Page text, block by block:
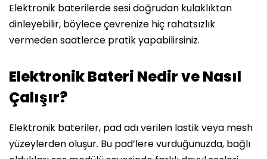
Elektronik baterilerde sesi doğrudan kulaklıktan
dinleyebilir, böylece çevrenize hiç rahatsızlık
vermeden saatlerce pratik yapabilirsiniz.
Elektronik Bateri Nedir ve Nasıl
Çalışır?
Elektronik bateriler, pad adı verilen lastik veya mesh
yüzeylerden oluşur. Bu pad’lere vurduğunuzda, bağlı